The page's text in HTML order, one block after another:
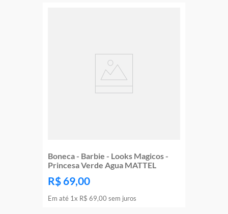
Boneca - Barbie - Looks Magicos -
Princesa Verde Agua MATTEL
R$ 69,00
Em até 1x R$ 69,00 sem juros